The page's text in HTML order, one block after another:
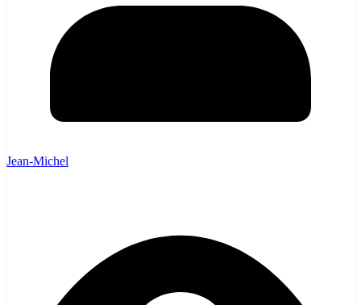
Jean-Michel